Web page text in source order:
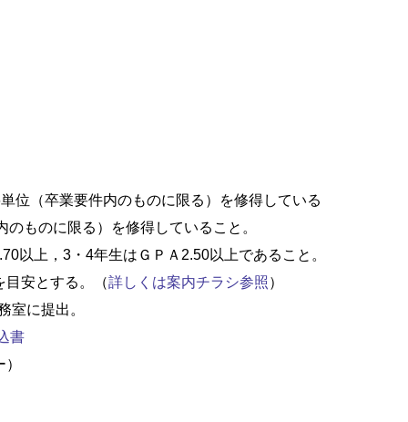
位（卒業要件内のものに限る）を修得している
ものに限る）を修得していること。
以上，3・4年生はＧＰＡ2.50以上であること。
目安とする。（詳しくは案内チラシ参照 ）
に提出。
書